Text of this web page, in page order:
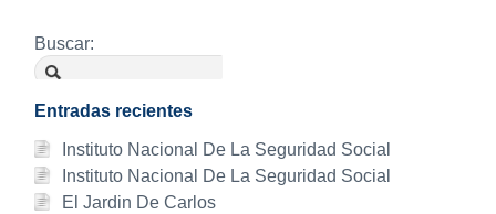
Buscar:
Entradas recientes
Instituto Nacional De La Seguridad Social
Instituto Nacional De La Seguridad Social
El Jardin De Carlos